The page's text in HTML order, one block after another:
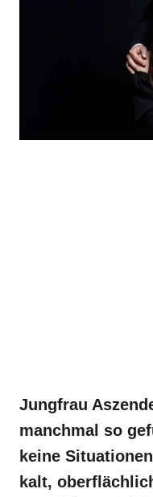
Jungfrau
manchmal so
keine
kalt,